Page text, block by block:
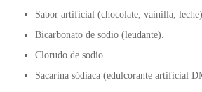
Sabor artificial (chocolate, vainilla,
Bicarbonato de sodio (leudante).
Clorudo de sodio.
Sacarina sódiaca (edulcorante artificial